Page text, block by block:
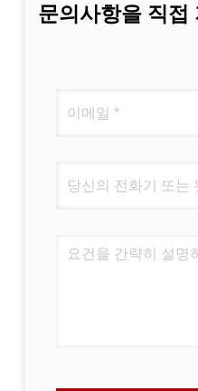
문의사항을 직접